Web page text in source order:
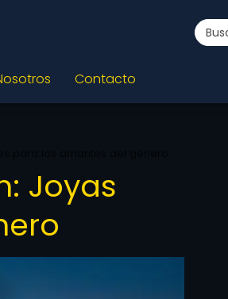
Contacto
Joyas